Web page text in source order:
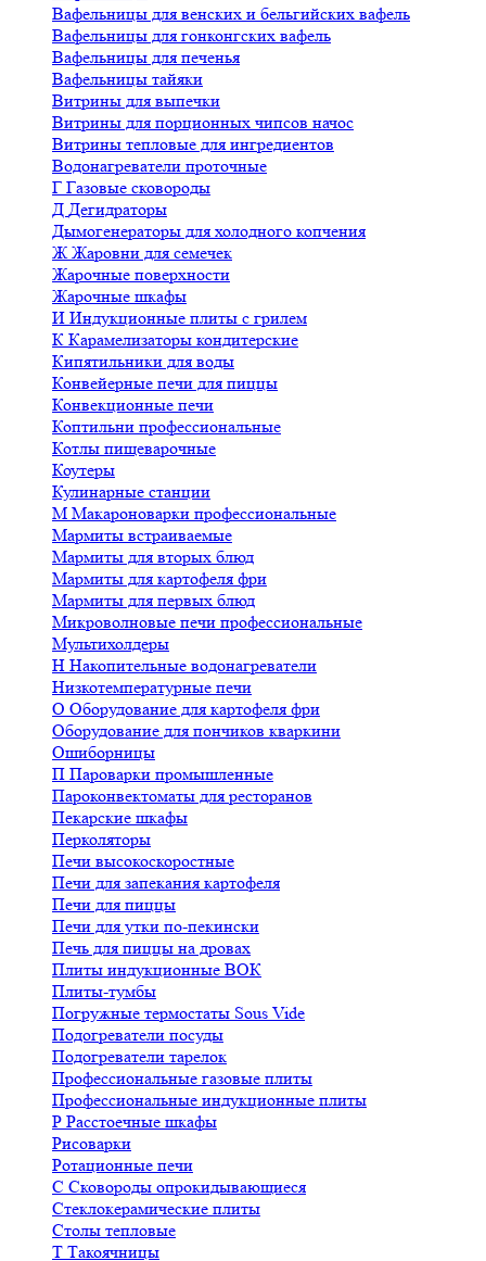
Вафельницы для венских и бельгийских вафель
Вафельницы для гонконгских вафель
Вафельницы для печенья
Вафельницы тайяки
Витрины для выпечки
Витрины для порционных чипсов начос
Витрины тепловые для ингредиентов
Водонагреватели проточные
Г Газовые сковороды
Д Дегидраторы
Дымогенераторы для холодного копчения
ЖЖаровни для семечек
Жарочные поверхности
Жарочные шкафы
И Индукционные плиты с грилем
К Карамелизаторы кондитерские
Кипятильники для воды
Конвейерные печи для пиццы
Конвекционные печи
Коптильни профессиональные
Котлы пищеварочные
Коутеры
Кулинарные станции
М Макароноварки профессиональные
Мармиты встраиваемые
Мармиты для вторых блюд
Мармиты для картофеля фри
Мармиты для первых блюд
Микроволновые печи профессиональные
Мультихолдеры
Н Накопительные водонагреватели
Низкотемпературные печи
О Оборудование для картофеля фри
Оборудование для пончиков кваркини
Ошиборницы
П Пароварки промышленные
Пароконвектоматы для ресторанов
Пекарские шкафы
Перколяторы
Печи высокоскоростные
Печи для запекания картофеля
Печи для пиццы
Печи для утки по-пекински
Печь для пиццы на дровах
Плиты индукционные ВОК
Плиты-тумбы
Погружные термостаты Sous Vide
Подогреватели посуды
Подогреватели тарелок
Профессиональные газовые плиты
Профессиональные индукционные плиты
Р Расстоечные шкафы
Рисоварки
Ротационные печи
С Сковороды опрокидывающиеся
Стеклокерамические плиты
Столы тепловые
Т Такоячницы